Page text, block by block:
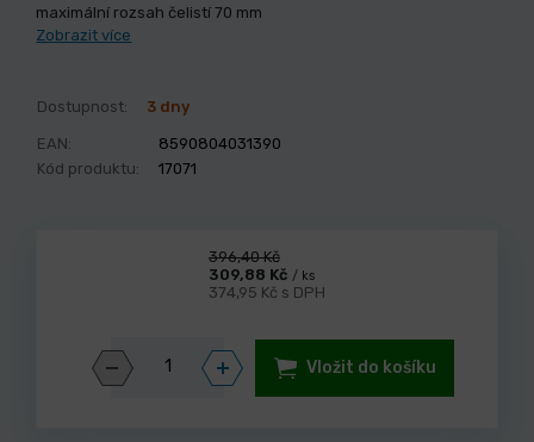
maximální rozsah čelistí 70 mm
Zobrazit více
Dostupnost: 3 dny
EAN:
8590804031390
Kód produktu:
17071
396,40 Kč
309,88 Kč / ks
374,95 Kč s DPH
Vložit do košíku